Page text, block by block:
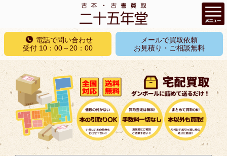
コ
テ
ン
ツ
へ
ス
キ
プ
電話で問い合わせ
受付 10：00～20：00
メールで買取依頼
お見積り・ご相談無料